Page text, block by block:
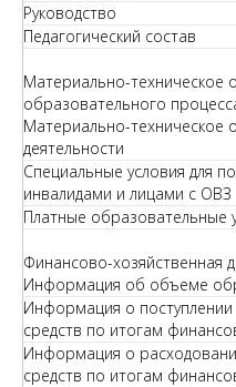
Руководство
Педагогический состав
Материально-техническое
образовательного
Материально-техническое
деятельности
Специальные условия для
инвалидами и лицами с ОВЗ
Платные образовательные
Финансово-хозяйственная
Информация об объеме
Информация о
средств по итогам
Информация о
средств по итогам